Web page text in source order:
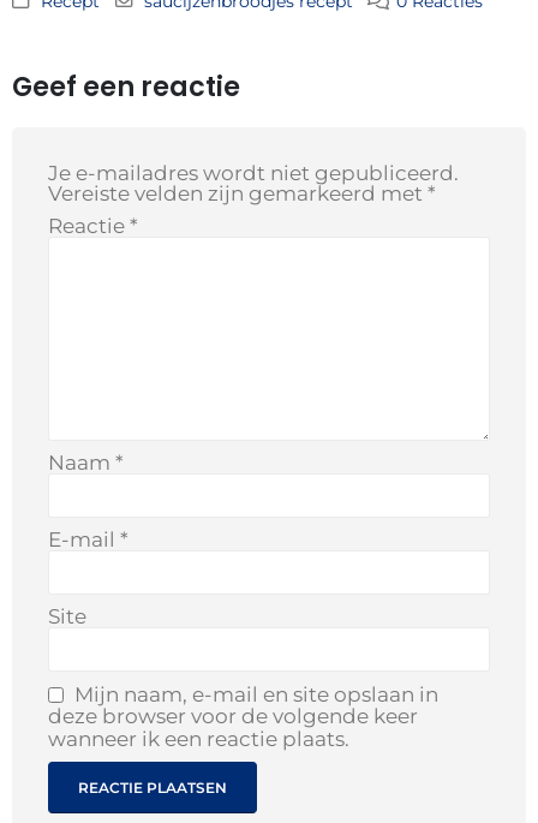
Geef een reactie
Je e-mailadres wordt niet gepubliceerd.
Vereiste velden zijn gemarkeerd met *
Reactie *
Naam *
E-mail *
Site
Mijn naam, e-mail en site opslaan in
deze browser voor de volgende keer
wanneer ik een reactie plaats.